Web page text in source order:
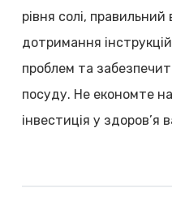
рівня солі,
дотримання
проблем та
посуду. Не економте на
інвестиція у здоров’я